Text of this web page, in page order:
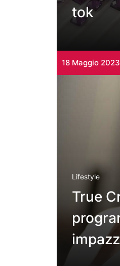
tok
18 Maggio 2023
Lifestyle
True